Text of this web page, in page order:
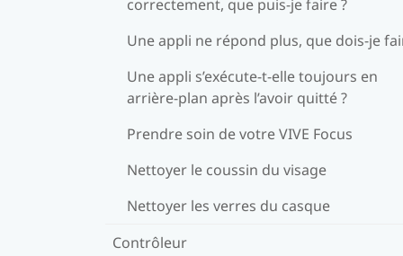
correctement, que puis-je faire ?
Une appli ne répond plus, que dois-je
Une appli s’exécute-t-elle toujours en
arrière-plan après l’avoir quitté ?
Prendre soin de votre VIVE Focus
Nettoyer le coussin du visage
Nettoyer les verres du casque
Contrôleur